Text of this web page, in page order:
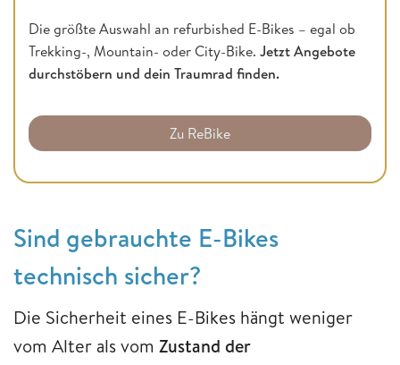
Die größte Auswahl an refurbished E-Bikes – egal ob
Trekking-, Mountain- oder City-Bike. Jetzt Angebote
durchstöbern und dein Traumrad finden.
Zu ReBike
Sind gebrauchte E-Bikes
technisch sicher?
Die Sicherheit eines E-Bikes hängt weniger
vom Alter als vom Zustand der